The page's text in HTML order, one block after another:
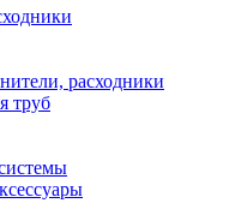
расходники
труб